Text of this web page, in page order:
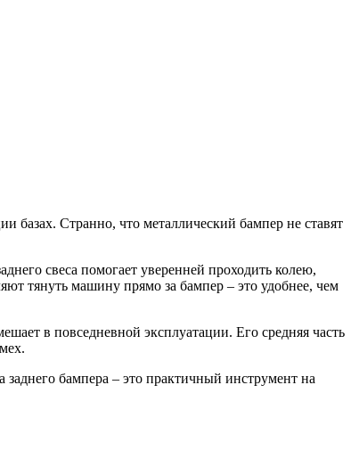
базах. Странно, что металлический бампер не ставят
свеса помогает уверенней проходить колею,
тянуть машину прямо за бампер – это удобнее, чем
в повседневной эксплуатации. Его средняя часть
бампера – это практичный инструмент на